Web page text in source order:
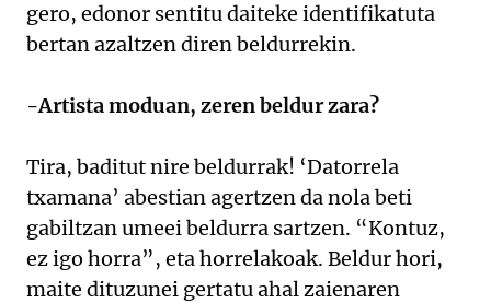
gero, edonor sentitu daiteke identifikatuta
bertan azaltzen diren beldurrekin.
-Artista moduan, zeren beldur zara?
Tira, baditut nire beldurrak! ‘Datorrela
txamana’ abestian agertzen da nola beti
gabiltzan umeei beldurra sartzen. “Kontuz,
ez igo horra”, eta horrelakoak. Beldur hori,
maite dituzunei gertatu ahal zaienaren